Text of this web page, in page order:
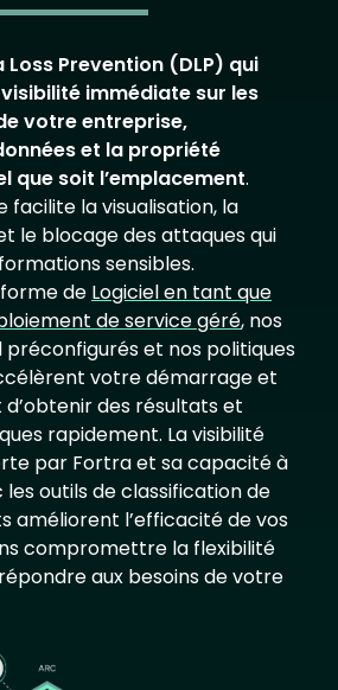
Prevention (DLP) qui
immédiate sur les
votre entreprise,
et la propriété
que soit l’emplacement.
la visualisation, la
le blocage des attaques qui
sensibles.
de Logiciel en tant que
de service géré, nos
et nos politiques
votre démarrage et
des résultats et
rapidement. La visibilité
par Fortra et sa capacité à
outils de classification de
améliorent l’efficacité de vos
compromettre la flexibilité
aux besoins de votre